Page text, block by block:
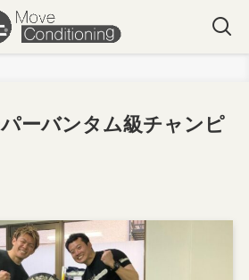
パーバンタム級チャンピ